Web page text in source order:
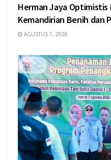
Herman Jaya Optimistis
Kemandirian Benih dan
AGUSTUS 7, 2026